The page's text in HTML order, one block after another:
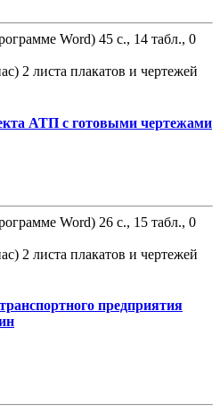
Word) 45 с., 14 табл., 0
2 листа плакатов и чертежей
АТП с готовыми чертежами
Word) 26 с., 15 табл., 0
2 листа плакатов и чертежей
предприятия